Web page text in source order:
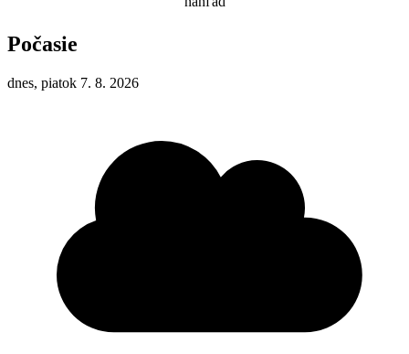
Počasie
dnes, piatok 7. 8. 2026